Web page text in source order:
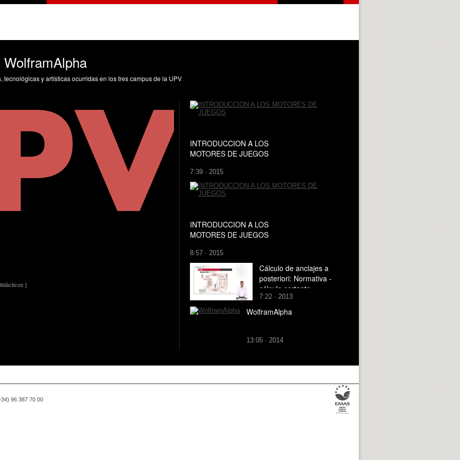
y artísticas ocurridas en los tres campus de la UPV
]
INTRODUCCION A LOS
MOTORES DE JUEGOS
7:39 · 2015
INTRODUCCION A LOS
MOTORES DE JUEGOS
8:57 · 2015
Cálculo de anclajes a
posteriori: Normativa -
cálculo cortante
7:22 · 2013
WolframAlpha
13:05 · 2014
96 387 70 00